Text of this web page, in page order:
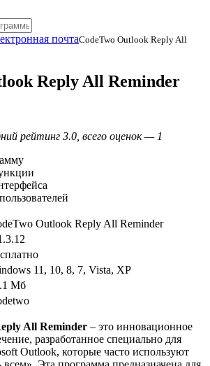
почтаCodeTwo Outlook Reply All
Reply All Reminder
рейтинг 3.0, всего оценок — 1
Outlook Reply All Reminder
11, 10, 8, 7, Vista, XP
Мб
All Reminder – это инновационное
разработанное специально для
Outlook, которые часто используют